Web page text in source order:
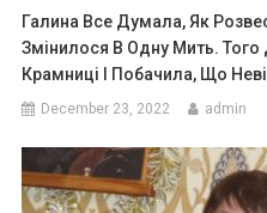
Галина Все Думала, Як
Змінилося В Одну Мить.
Крамниці І Побачила, Що
December 23, 2022 admin